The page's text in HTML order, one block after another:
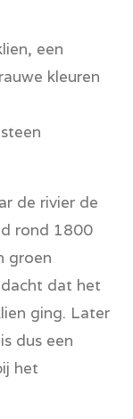
een
kleuren
de rivier de
rond 1800
groen
dat het
ging. Later
dus een
het